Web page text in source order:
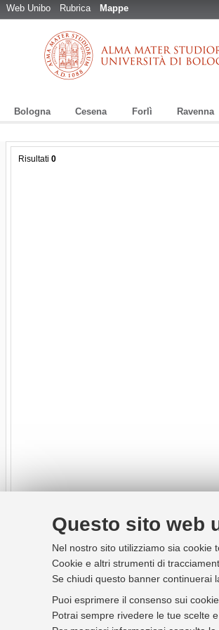
Questo sito web
Nel nostro sito utilizziamo sia cookie
Cookie e altri strumenti di
Se chiudi questo banner continuerai
Puoi esprimere il consenso sui
Potrai sempre rivedere le tue scelte
Web Unibo Rubrica Mappe
Bologna Cesena Forlì Ravenna
Risultati 0